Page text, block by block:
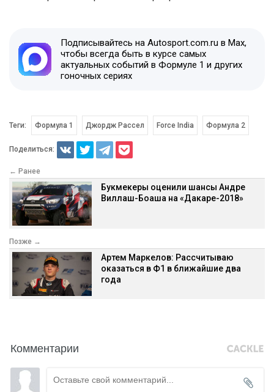
Подписывайтесь на Autosport.com.ru в Max,
чтобы всегда быть в курсе самых
актуальных событий в Формуле 1 и других
гоночных сериях
Теги: Формула 1 Джордж Рассел Force India Формула 2
Поделиться:
← Ранее
Букмекеры оценили шансы Андре
Виллаш-Боаша на «Дакаре-2018»
Позже →
Артем Маркелов: Рассчитываю
оказаться в Ф1 в ближайшие два
года
Комментарии